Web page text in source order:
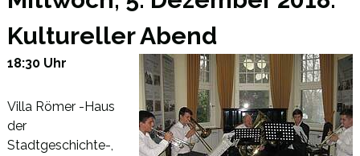
Kultureller Abend
18:30 Uhr
Villa Römer -Haus
der
Stadtgeschichte-,